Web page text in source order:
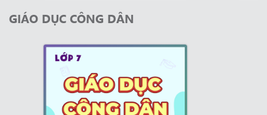
GIÁO DỤC CÔNG DÂN